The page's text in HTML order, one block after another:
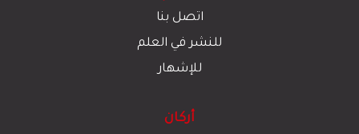
اتصل بنا
للنشر في العلم
للإشهار
أركان